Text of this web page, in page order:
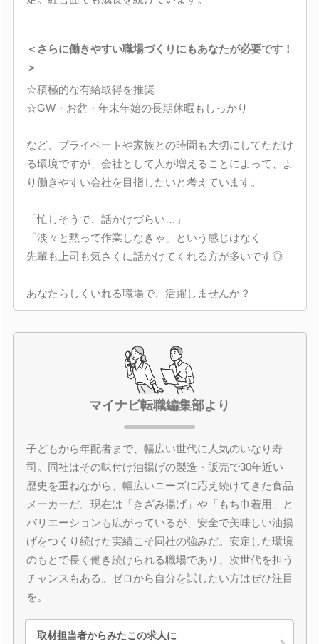
＜さらに働きやすい職場づくりにもあなたが必要です！
＞
☆積極的な有給取得を推奨
☆GW・お盆・年末年始の長期休暇もしっかり
など、プライベートや家族との時間も大切にしてただけ
る環境ですが、会社として人が増えることによって、よ
り働きやすい会社を目指したいと考えています。
「忙しそうで、話かけづらい…」
「淡々と黙って作業しなきゃ」という感じはなく
先輩も上司も気さくに話かけてくれる方が多いです◎
あなたらしくいれる職場で、活躍しませんか？
マイナビ転職編集部より
子どもから年配者まで、幅広い世代に人気のいなり寿
司。同社はその味付け油揚げの製造・販売で30年近い
歴史を重ねながら、幅広いニーズに応え続けてきた食品
メーカーだ。現在は「きざみ揚げ」や「もち巾着用」と
バリエーションも広がっているが、安全で美味しい油揚
げをつくり続けた実績こそ同社の強みだ。安定した環境
のもとで長く働き続けられる職場であり、次世代を担う
チャンスもある。ゼロから自分を試したい方はぜひ注目
を。
取材担当者からみたこの求人に